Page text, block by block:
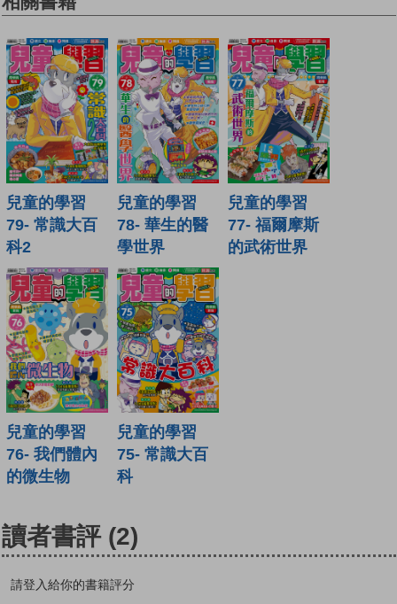
兒童的學習
79- 常識大百
科2
兒童的學習
78- 華生的醫
學世界
兒童的學習
77- 福爾摩斯
的武術世界
兒童的學習
76- 我們體內
的微生物
兒童的學習
75- 常識大百
科
讀者書評 (2)
請登入給你的書籍評分